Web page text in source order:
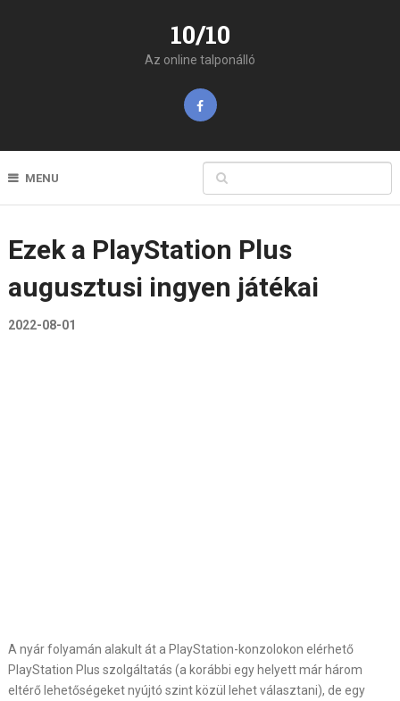
10/10
Az online talponálló
MENU
Ezek a PlayStation Plus
augusztusi ingyen játékai
2022-08-01
A nyár folyamán alakult át a PlayStation-konzolokon elérhető
PlayStation Plus szolgáltatás (a korábbi egy helyett már három
eltérő lehetőségeket nyújtó szint közül lehet választani), de egy